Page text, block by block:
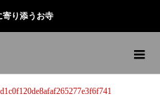
寄り添うお寺